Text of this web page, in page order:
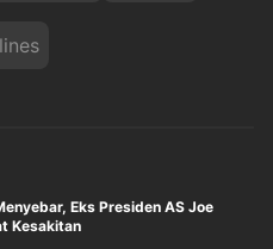
Eks Presiden AS Joe
Kesakitan